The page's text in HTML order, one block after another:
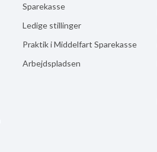
Sparekasse
Ledige stillinger
Praktik i Middelfart Sparekasse
Arbejdspladsen